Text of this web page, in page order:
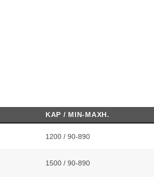
KAP / MIN-MAXH.
1200 / 90-890
1500 / 90-890